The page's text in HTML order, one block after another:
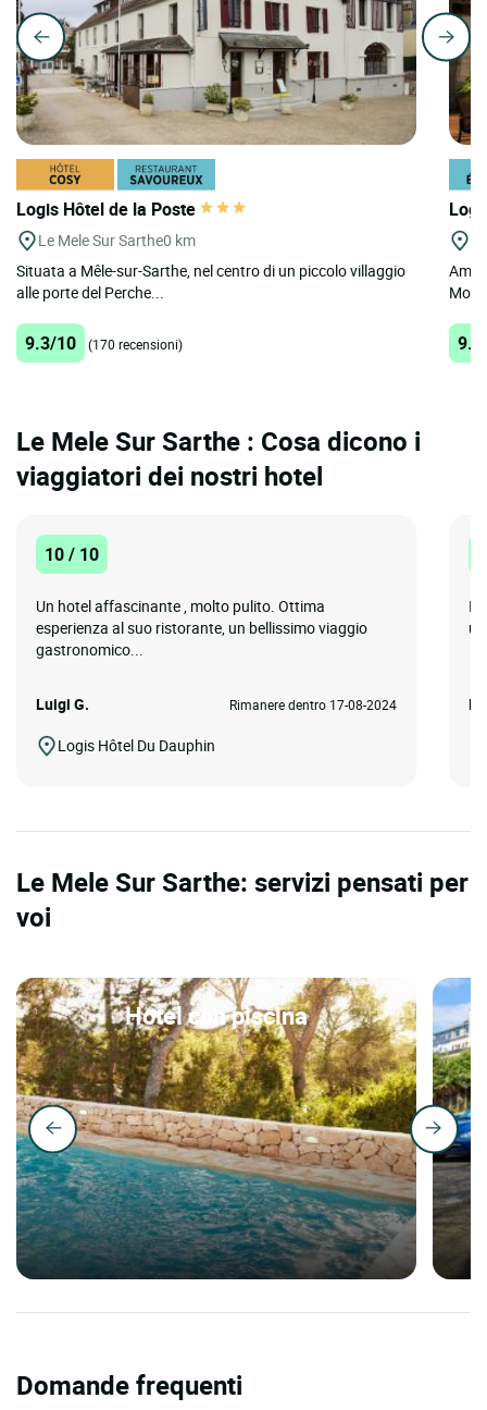
Logis Hôtel de la Poste
Le Mele Sur Sarthe0 km
Situata a Mêle-sur-Sarthe, nel centro di un piccolo villaggio
alle porte del Perche...
9.3/10 (170 recensioni)
Le Mele Sur Sarthe : Cosa dicono i
viaggiatori dei nostri hotel
10 / 10
Un hotel affascinante , molto pulito. Ottima
esperienza al suo ristorante, un bellissimo viaggio
gastronomico...
Luigi G. Rimanere dentro 17-08-2024
Logis Hôtel Du Dauphin
Il
Le Mele Sur Sarthe: servizi pensati per
voi
Hotel con piscina
Domande frequenti